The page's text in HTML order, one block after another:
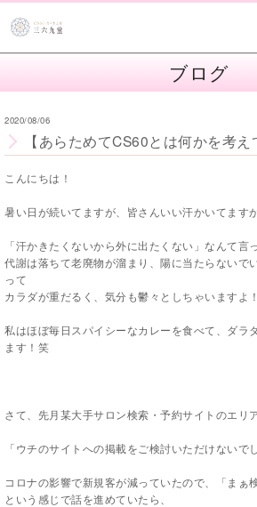
ブログ
2020/08/06
【あらためてCS60とは何かを考え
こんにちは！
暑い日が続いてますが、皆さんいい汗かいてます
「汗かきたくないから外に出たくない」なんて言
代謝は落ちて老廃物が溜まり、陽に当たらないで
って
カラダが重だるく、気分も鬱々としちゃいますよ！
私はほぼ毎日スパイシーなカレーを食べて、ダラ
ます！笑
さて、先月某大手サロン検索・予約サイトのエリ
「ウチのサイトへの掲載をご検討いただけないで
コロナの影響で新規客が減っていたので、「まぁ
という感じで話を進めていたら、